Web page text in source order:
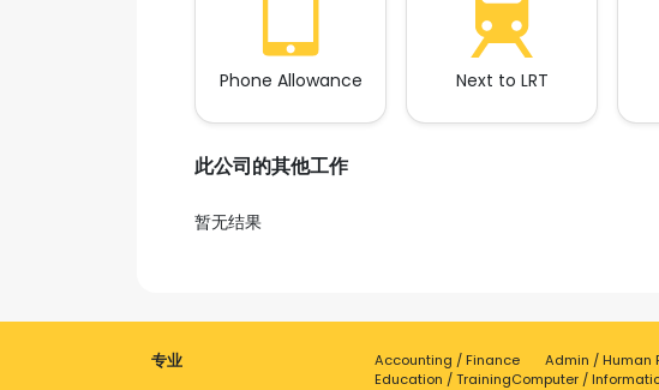
Phone Allowance Next to LRT
此公司的其他工作
暂无结果
专业 Accounting / Finance Admin / Human
Education / TrainingComputer /